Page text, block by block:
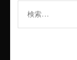
検